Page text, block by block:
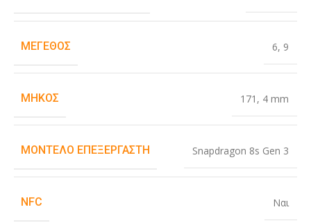
ΜΈΓΕΘΟΣ 6, 9
ΜΉΚΟΣ 171 , 4 mm
ΜΟΝΤΈΛΟ ΕΠΕΞΕΡΓΑΣΤΉ Snapdragon 8s Gen 3
NFC Ναι